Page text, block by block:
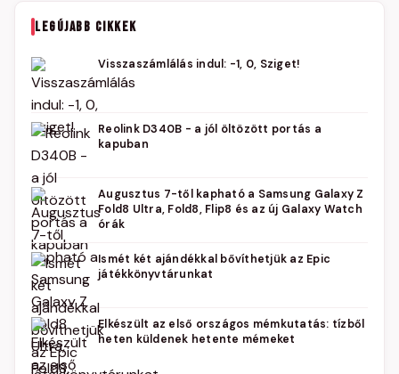
LEGÚJABB CIKKEK
Visszaszámlálás indul: -1, 0, Sziget!
Reolink D340B - a jól öltözött portás a
kapuban
Augusztus 7-től kapható a Samsung Galaxy Z
Fold8 Ultra, Fold8, Flip8 és az új Galaxy Watch
órák
Ismét két ajándékkal bővíthetjük az Epic
játékkönyvtárunkat
Elkészült az első országos mémkutatás: tízből
heten küldenek hetente mémeket